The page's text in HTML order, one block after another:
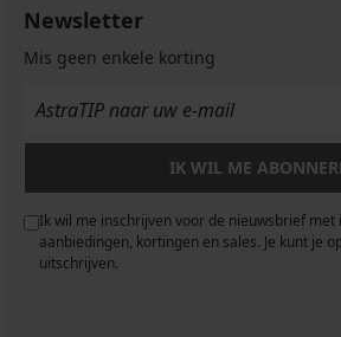
Newsletter
Mis geen enkele korting
IK WIL ME
Ik wil me inschrijven voor de nieuwsbrief
aanbiedingen, kortingen en sales. Je kunt je
uitschrijven.